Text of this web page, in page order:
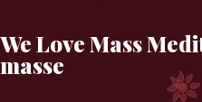
We Love Mass
masse